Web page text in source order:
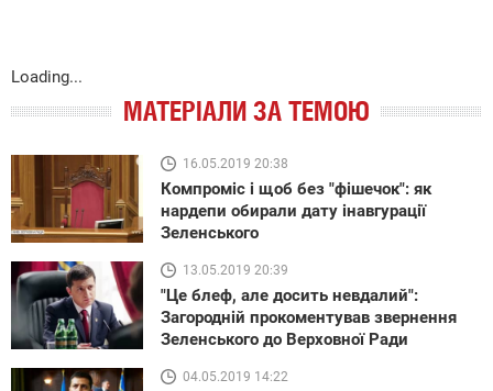
Loading...
МАТЕРІАЛИ ЗА ТЕМОЮ
16.05.2019 20:38
Компроміс і щоб без "фішечок": як
нардепи обирали дату інавгурації
Зеленського
13.05.2019 20:39
"Це блеф, але досить невдалий":
Загородній прокоментував звернення
Зеленського до Верховної Ради
04.05.2019 14:22